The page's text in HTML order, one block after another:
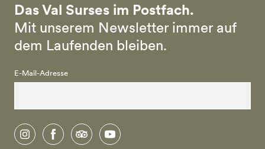
Das Val Surses im Postfach.
Mit unserem Newsletter immer auf
dem Laufenden bleiben.
E-Mail-Adresse
instagramfacebooktripadvisoryoutube